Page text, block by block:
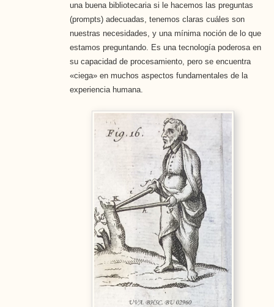
una buena bibliotecaria si le hacemos las preguntas
(prompts) adecuadas, tenemos claras cuáles son
nuestras necesidades, y una mínima noción de lo que
estamos preguntando. Es una tecnología poderosa en
su capacidad de procesamiento, pero se encuentra
«ciega» en muchos aspectos fundamentales de la
experiencia humana.